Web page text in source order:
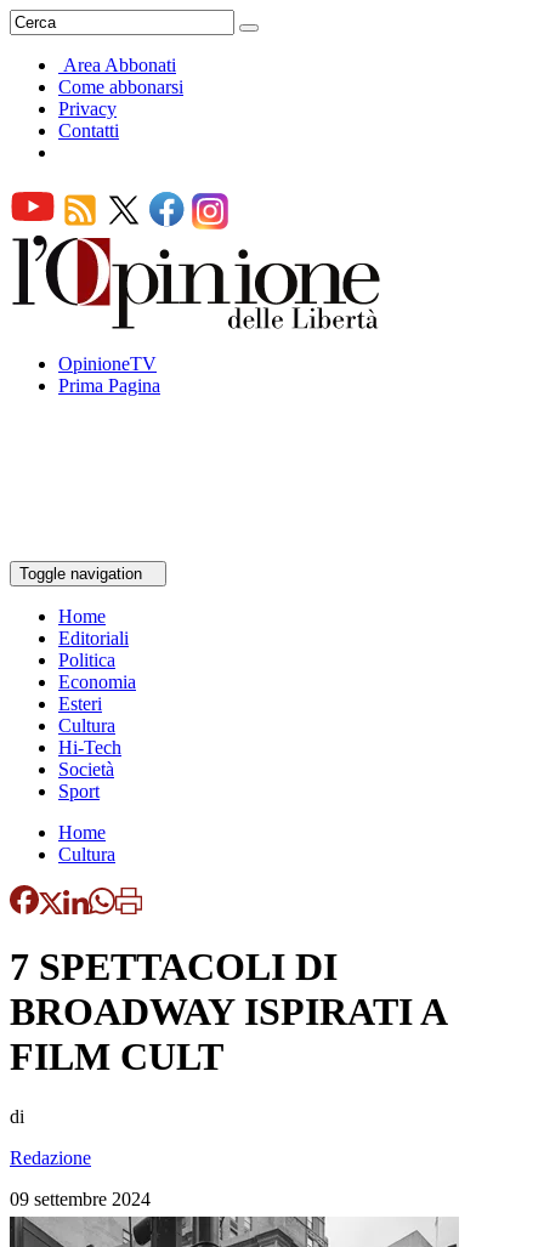
Area Abbonati
Come abbonarsi
Privacy
Contatti
OpinioneTV
Prima Pagina
Toggle navigation
Home
Editoriali
Politica
Economia
Esteri
Cultura
Hi-Tech
Società
Sport
Home
Cultura
7 SPETTACOLI DI
BROADWAY ISPIRATI A
FILM CULT
di
Redazione
09 settembre 2024